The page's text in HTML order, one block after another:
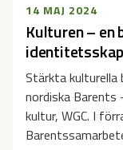
Kulturen – en
14 MAJ 2024
Stärkta kulturella
nordiska
kultur, WGC. I